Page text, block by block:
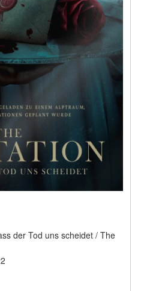
der Tod uns scheidet / The